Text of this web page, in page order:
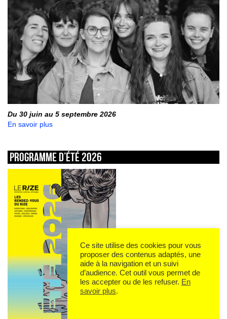
Du 30 juin au 5 septembre 2026
En savoir plus
Programme d’été 2026
Ce site utilise des cookies pour vous
proposer des contenus adaptés, une
aide à la navigation et un suivi
d’audience. Cet outil vous permet de
les accepter ou de les refuser. En
savoir plus.